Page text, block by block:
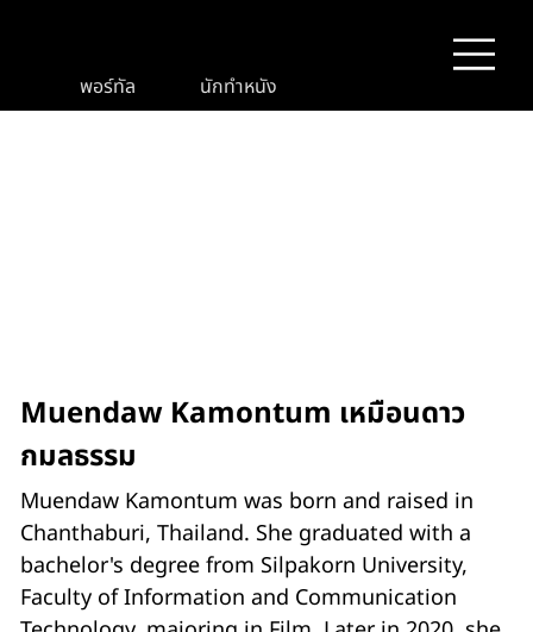
พอร์ทัล นักทำหนัง
Muendaw Kamontum เหมือนดาว
กมลธรรม
Muendaw Kamontum was born and raised in
Chanthaburi, Thailand. She graduated with a
bachelor's degree from Silpakorn University,
Faculty of Information and Communication